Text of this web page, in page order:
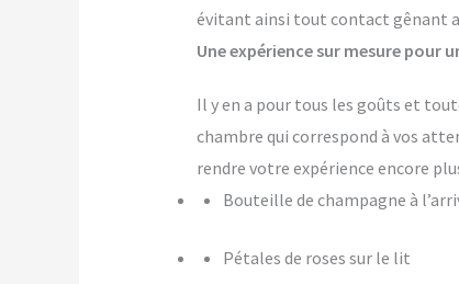
évitant ainsi tout contact gênant
Une expérience sur mesure pour
Il y en a pour tous les goûts et
chambre qui correspond à vos
rendre votre expérience encore
Bouteille de champagne à
Pétales de roses sur le lit